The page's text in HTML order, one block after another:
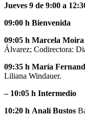
Jueves 9 de 9:00 a
09:00 h Bienvenida
09:05 h Marcela
Álvarez; Codirectora:
09:35 h María
Liliana Windauer.
– 10:05 h Intermedio
10:20 h Analí Bustos